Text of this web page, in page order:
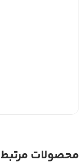
محصولات مرتبط